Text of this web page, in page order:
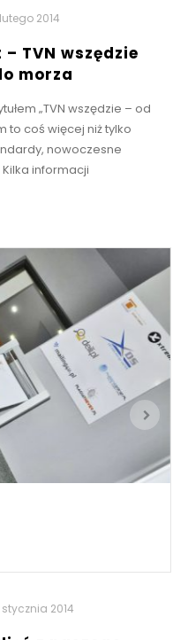
2014
TVN wszędzie
morza
„TVN wszędzie – od
to coś więcej niż tylko
nowoczesne
informacji
stycznia 2014